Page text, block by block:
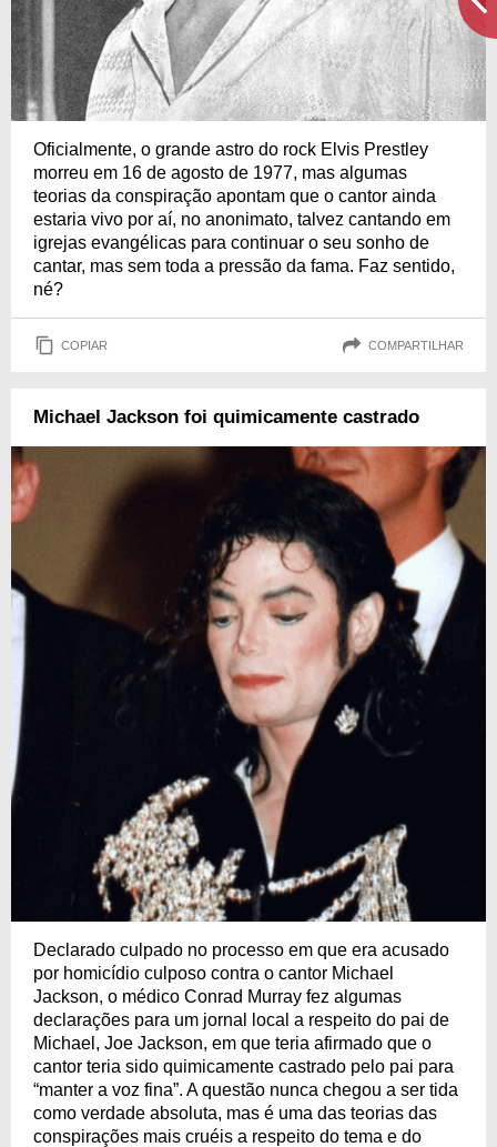
Oficialmente, o grande astro do rock Elvis Prestley
morreu em 16 de agosto de 1977, mas algumas
teorias da conspiração apontam que o cantor ainda
estaria vivo por aí, no anonimato, talvez cantando em
igrejas evangélicas para continuar o seu sonho de
cantar, mas sem toda a pressão da fama. Faz sentido,
né?
COPIAR COMPARTILHAR
Michael Jackson foi quimicamente castrado
Declarado culpado no processo em que era acusado
por homicídio culposo contra o cantor Michael
Jackson, o médico Conrad Murray fez algumas
declarações para um jornal local a respeito do pai de
Michael, Joe Jackson, em que teria afirmado que o
cantor teria sido quimicamente castrado pelo pai para
“manter a voz fina”. A questão nunca chegou a ser tida
como verdade absoluta, mas é uma das teorias das
conspirações mais cruéis a respeito do tema e do